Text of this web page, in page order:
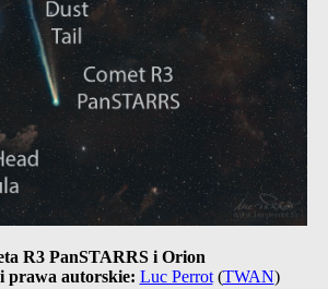
R3 PanSTARRS i Orion
prawa autorskie: Luc Perrot(TWAN)